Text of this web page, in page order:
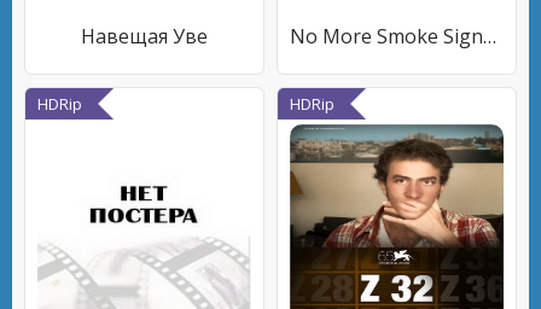
Навещая Уве No More Smoke Signals
HDRip HDRip